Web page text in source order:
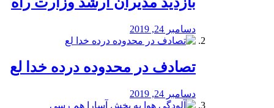
دسامبر 24, 2019
تصادف در محدوده درده خدا لع
دسامبر 24, 2019